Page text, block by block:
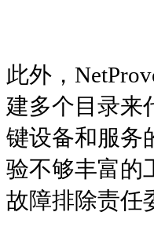
此外，
建多个目录来
键设备和服务
验不够丰富的
故障排除责任